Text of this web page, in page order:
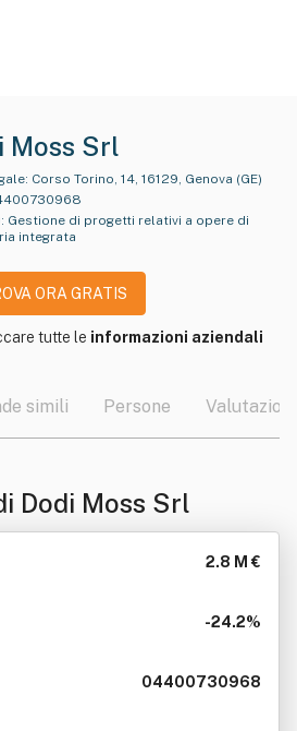
Moss Srl
Corso Torino, 14, 16129, Genova (GE)
: Gestione di progetti relativi a opere di
integrata
ORA GRATIS
tutte le informazioni aziendali
simili Persone Valutazioni
Dodi Moss Srl
2.8 M €
-24.2%
04400730968